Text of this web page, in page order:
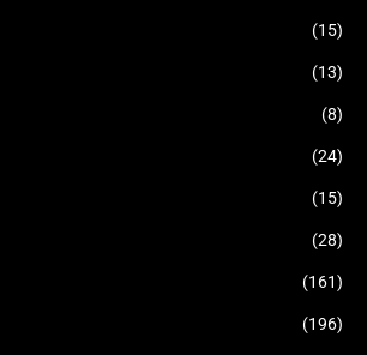
(15)
(13)
(8)
(24)
(15)
(28)
(161)
(196)